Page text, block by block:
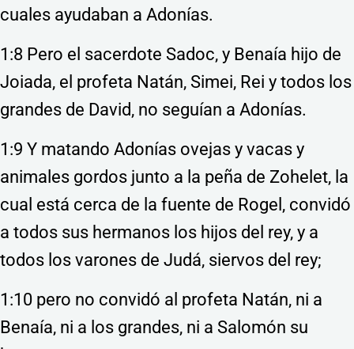
cuales ayudaban a Adonías.
1:8 Pero el sacerdote Sadoc, y Benaía hijo de
Joiada, el profeta Natán, Simei, Rei y todos los
grandes de David, no seguían a Adonías.
1:9 Y matando Adonías ovejas y vacas y
animales gordos junto a la peña de Zohelet, la
cual está cerca de la fuente de Rogel, convidó
a todos sus hermanos los hijos del rey, y a
todos los varones de Judá, siervos del rey;
1:10 pero no convidó al profeta Natán, ni a
Benaía, ni a los grandes, ni a Salomón su